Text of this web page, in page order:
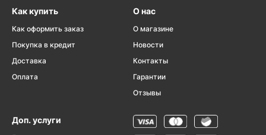
Как купить
Как оформить заказ
Покупка в кредит
Доставка
Оплата
О нас
О магазине
Новости
Контакты
Гарантии
Отзывы
Доп. услуги